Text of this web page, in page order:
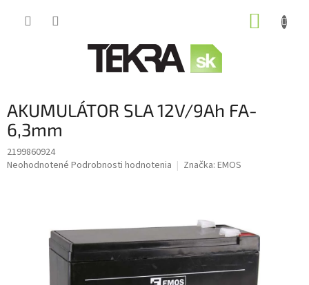
AKUMULÁTOR SLA 12V/9Ah FA-
6,3mm
2199860924
Priemerné
hviezdičiek.
Neohodnotené Podrobnosti hodnotenia Značka: EMOS